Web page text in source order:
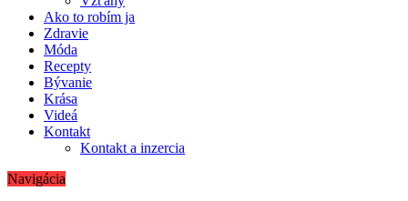
Ako to robím ja
Zdravie
Móda
Recepty
Bývanie
Krása
Videá
Kontakt
Kontakt a inzercia
Navigácia